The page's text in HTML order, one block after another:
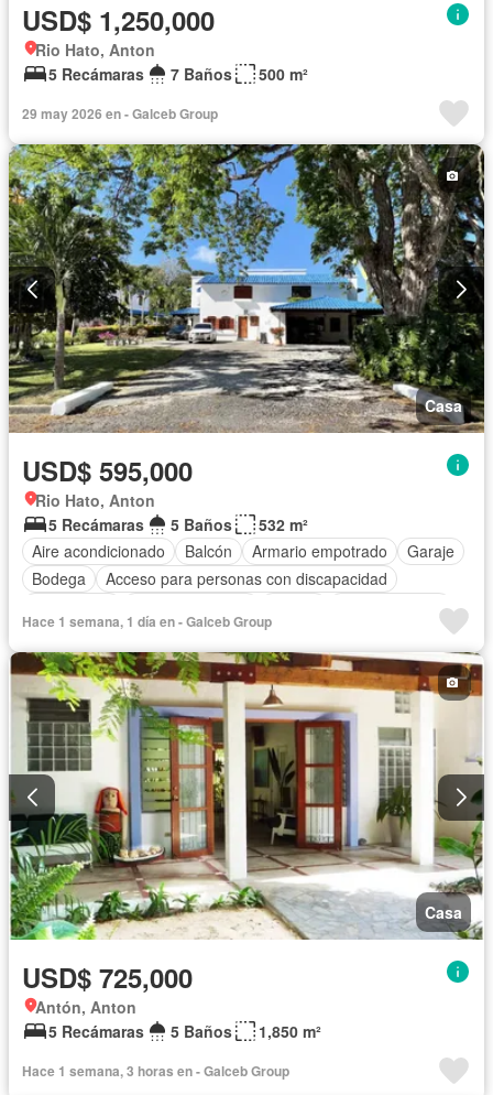
USD$ 1,250,000
Rio Hato, Anton
5 Recámaras
7 Baños 500 m²
29 may 2026 en - Galceb Group
Casa
USD$ 595,000
Rio Hato, Anton
5 Recámaras
5 Baños
532 m²
Aire acondicionado
Balcón Armario empotrado
Garaje
Bodega
Acceso para personas con discapacidad
Cocina integral
Ascensor
Vista panorámica Cuarto de servicio
Piscina
Agua
Hace 1 semana, 1 día en - Galceb Group
Casa
USD$ 725,000
Antón, Anton
5 Recámaras
5 Baños 1,850 m²
Hace 1 semana, 3 horas en - Galceb Group